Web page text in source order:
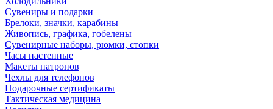
Сувениры и подарки
Брелоки, значки, карабины
Живопись, графика, гобелены
Сувенирные наборы, рюмки, стопки
Часы настенные
Макеты патронов
Чехлы для телефонов
Подарочные сертификаты
Тактическая медицина